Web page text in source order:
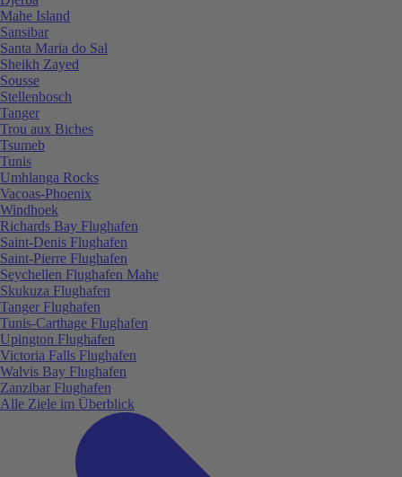
Mahe Island
Sansibar
Santa Maria do Sal
Sheikh Zayed
Sousse
Stellenbosch
Tanger
Trou aux Biches
Tsumeb
Tunis
Umhlanga Rocks
Vacoas-Phoenix
Windhoek
Richards Bay Flughafen
Saint-Denis Flughafen
Saint-Pierre Flughafen
Seychellen Flughafen Mahe
Skukuza Flughafen
Tanger Flughafen
Tunis-Carthage Flughafen
Upington Flughafen
Victoria Falls Flughafen
Walvis Bay Flughafen
Zanzibar Flughafen
Alle Ziele im Überblick